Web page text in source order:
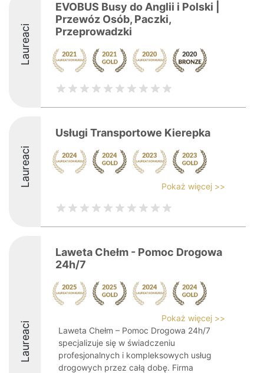
Laureaci
EVOBUS Busy do Anglii i Polski |
Przewóz Osób, Paczki,
Przeprowadzki
Laureaci
Usługi Transportowe Kierepka
Pokaż więcej >>
Laureaci
Laweta Chełm - Pomoc Drogowa
24h/7
Pokaż więcej >>
Laweta Chełm – Pomoc Drogowa 24h/7
specjalizuje się w świadczeniu
profesjonalnych i kompleksowych usług
drogowych przez całą dobę. Firma